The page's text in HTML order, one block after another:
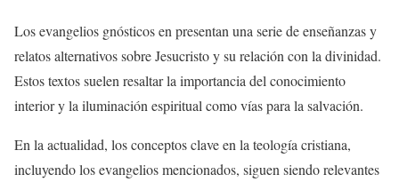
Los evangelios gnósticos en presentan una serie de enseñanzas y
relatos alternativos sobre Jesucristo y su relación con la divinidad.
Estos textos suelen resaltar la importancia del conocimiento
interior y la iluminación espiritual como vías para la salvación.
En la actualidad, los conceptos clave en la teología cristiana,
incluyendo los evangelios mencionados, siguen siendo relevantes